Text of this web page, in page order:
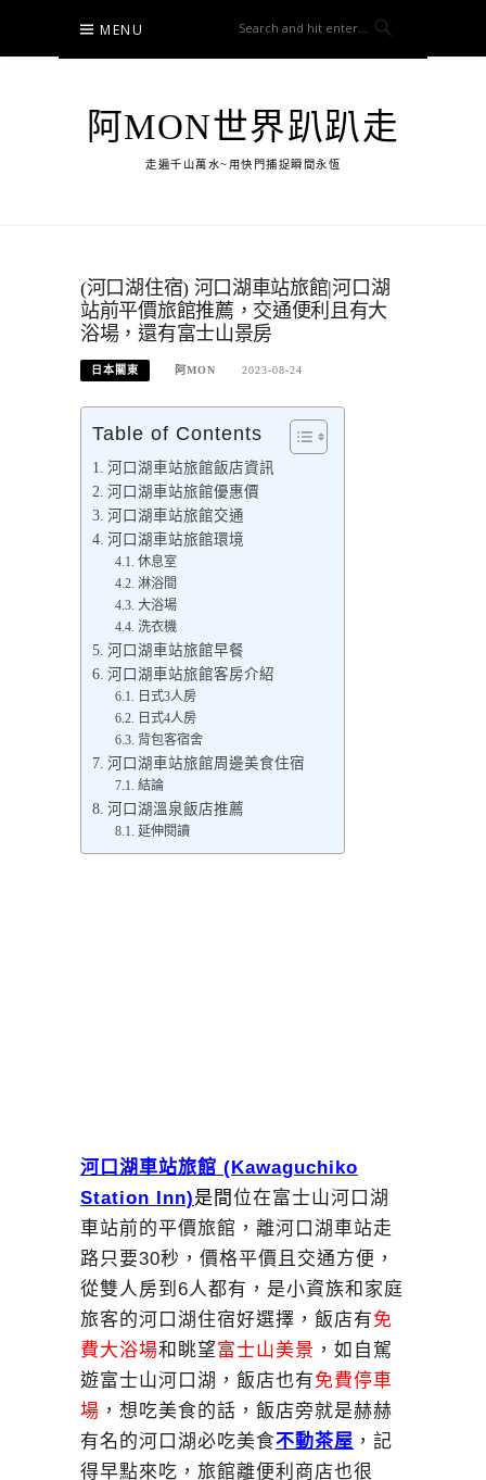
content
MENU
阿MON世界趴趴走
走遍千山萬水~用快門捕捉瞬間永恆
(河口湖住宿) 河口湖車站旅館|河口湖
站前平價旅館推薦，交通便利且有大
浴場，還有富士山景房
日本關東 阿MON 2023-08-24
Table of Contents
河口湖車站旅館飯店資訊
河口湖車站旅館優惠價
河口湖車站旅館交通
河口湖車站旅館環境
休息室
淋浴間
大浴場
洗衣機
河口湖車站旅館早餐
河口湖車站旅館客房介紹
日式3人房
日式4人房
背包客宿舍
河口湖車站旅館周邊美食住宿
結論
河口湖溫泉飯店推薦
延伸閱讀
河口湖車站旅館 (Kawaguchiko
Station Inn)是間位在富士山河口湖
車站前的平價旅館，離河口湖車站走
路只要30秒，價格平價且交通方便，
從雙人房到6人都有，是小資族和家庭
旅客的河口湖住宿好選擇，飯店有免
費大浴場和眺望富士山美景 ，如自駕
遊富士山河口湖，飯店也有免費停車
場 ，想吃美食的話，飯店旁就是赫赫
有名的河口湖必吃美食不動茶屋 ，記
得早點來吃，旅館離便利商店也很